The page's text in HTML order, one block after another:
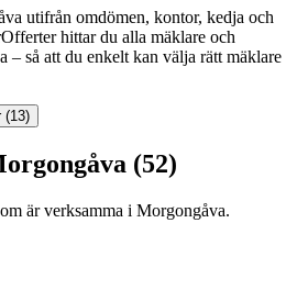
utifrån omdömen, kontor, kedja och
hittar du alla mäklare och
– så att du enkelt kan välja rätt mäklare
(13)
(52)
är verksamma i Morgongåva.